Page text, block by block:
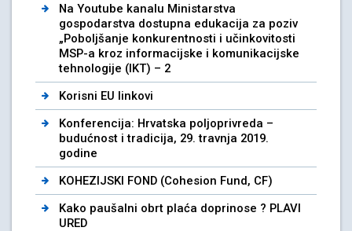
Na Youtube kanalu Ministarstva
gospodarstva dostupna edukacija za poziv
„Poboljšanje konkurentnosti i učinkovitosti
MSP-a kroz informacijske i komunikacijske
tehnologije (IKT) – 2
Korisni EU linkovi
Konferencija: Hrvatska poljoprivreda –
budućnost i tradicija, 29. travnja 2019.
godine
KOHEZIJSKI FOND (Cohesion Fund, CF)
Kako paušalni obrt plaća doprinose ? PLAVI
URED